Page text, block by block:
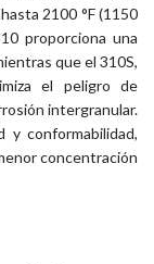
2100 °F (1150
proporciona una
que el 310S,
el peligro de
intergranular.
y conformabilidad,
concentración